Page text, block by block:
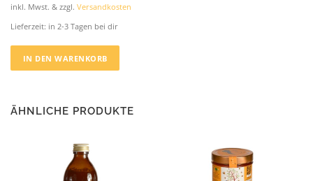
inkl. Mwst. & zzgl. Versandkosten
Lieferzeit: in 2-3 Tagen bei dir
IN DEN WARENKORB
ÄHNLICHE PRODUKTE